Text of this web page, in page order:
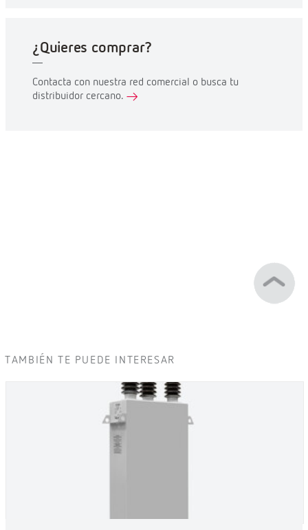
¿Quieres comprar?
Contacta con nuestra red comercial o busca tu
distribuidor cercano.
TAMBIÉN TE PUEDE INTERESAR